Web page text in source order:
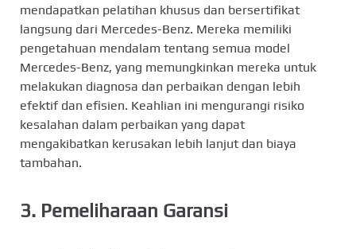
mendapatkan pelatihan khusus dan bersertifikat
langsung dari Mercedes-Benz. Mereka memiliki
pengetahuan mendalam tentang semua model
Mercedes-Benz, yang memungkinkan mereka untuk
melakukan diagnosa dan perbaikan dengan lebih
efektif dan efisien. Keahlian ini mengurangi risiko
kesalahan dalam perbaikan yang dapat
mengakibatkan kerusakan lebih lanjut dan biaya
tambahan.
3. Pemeliharaan Garansi